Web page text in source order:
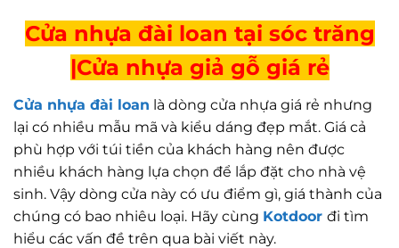
Cửa nhựa đài loan tại sóc trăng
|Cửa nhựa giả gỗ giá rẻ
Cửa nhựa đài loan là dòng cửa nhựa giá rẻ nhưng
lại có nhiều mẫu mã và kiểu dáng đẹp mắt. Giá cả
phù hợp với túi tiền của khách hàng nên được
nhiều khách hàng lựa chọn để lắp đặt cho nhà vệ
sinh. Vậy dòng cửa này có ưu điểm gì, giá thành của
chúng có bao nhiêu loại. Hãy cùng Kotdoor đi tìm
hiểu các vấn đề trên qua bài viết này.